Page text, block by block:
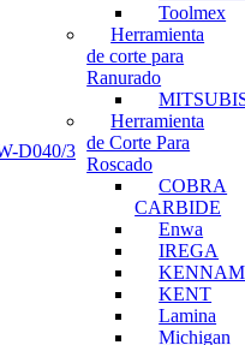
Toolmex
Herramienta
de corte para
Ranurado
Herramienta
de Corte Para
Roscado
COBRA
CARBIDE
Enwa
IREGA
KENT
Lamina
Michigan
D040/3